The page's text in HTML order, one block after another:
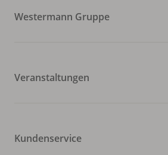
Westermann Gruppe
Veranstaltungen
Kundenservice